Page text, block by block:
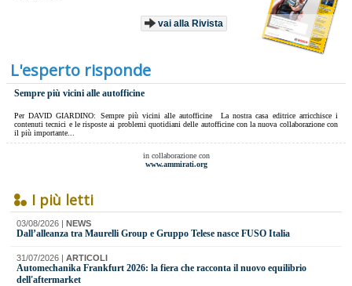
vai alla Rivista
L'esperto risponde
Sempre più vicini alle autofficine
Per DAVID GIARDINO: Sempre più vicini alle autofficine La nostra casa editrice arricchisce i
contenuti tecnici e le risposte ai problemi quotidiani delle autofficine con la nuova collaborazione con
il più importante...
in collaborazione con
www.ammirati.org
I più letti
03/08/2026 | NEWS
Dall’alleanza tra Maurelli Group e Gruppo Telese nasce FUSO Italia
31/07/2026 | ARTICOLI
​Automechanika Frankfurt 2026: la fiera che racconta il nuovo equilibrio
dell'aftermarket